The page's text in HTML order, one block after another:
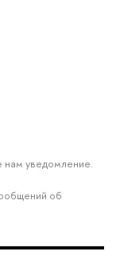
нам уведомление.
об